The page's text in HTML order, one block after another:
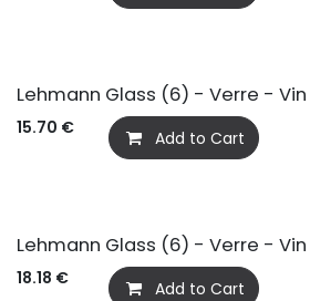
Lehmann Glass (6) - Verre -
15.70 € Add to Cart
Lehmann Glass (6) - Verre -
18.18 € Add to Cart